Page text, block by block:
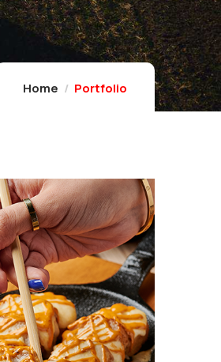
Home Portfolio